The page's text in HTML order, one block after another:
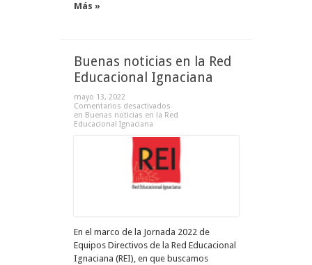
Más »
Buenas noticias en la Red
Educacional Ignaciana
mayo 13, 2022
Comentarios desactivados
en Buenas noticias en la Red
Educacional Ignaciana
En el marco de la Jornada 2022 de
Equipos Directivos de la Red Educacional
Ignaciana (REI), en que buscamos